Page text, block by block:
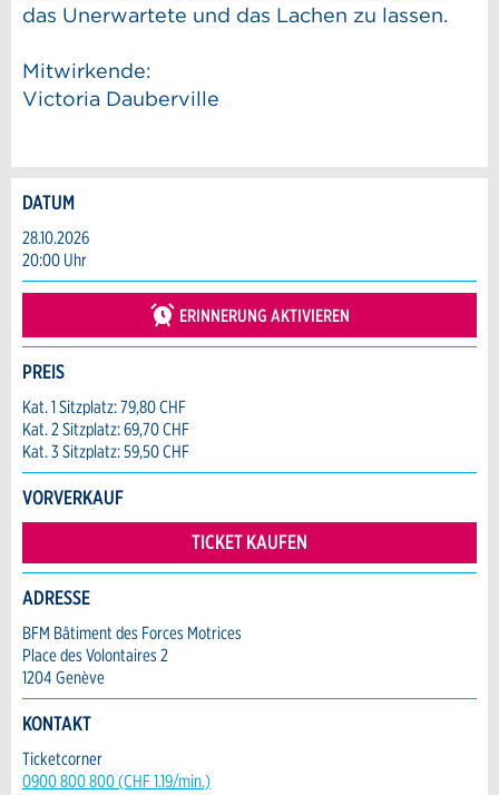
das Unerwartete und das Lachen zu lassen.
Mitwirkende:
Victoria Dauberville
Anzeige beanstanden
Ihr Feedback wird sehr geschätzt!
Allgemeines Feedback
Anzeige nicht mehr gültig
Anzeige unvollständig
Nachricht
Anzeige weiterempfehlen
Empfehlen Sie diese Anzeige an Freunde
* Eingabe erforderlich
ANZEIGE WEITEREMPFEHLEN
Schliessen
Reservation
Veranstaltungsdatum *:
Anzahl der Teilnehmer *:
Vorname / Nachname *:
Firma / Organisation:
Strasse und Nr. *:
PLZ / Ort *:
DATUM
28.10.2026
20:00 Uhr
ERINNERUNG AKTIVIEREN
PREIS
Kat. 1 Sitzplatz: 79,80 CHF
Kat. 2 Sitzplatz: 69,70 CHF
Kat. 3 Sitzplatz: 59,50 CHF
VORVERKAUF
TICKET KAUFEN
ADRESSE
BFM Bâtiment des Forces Motrices
Place des Volontaires 2
1204 Genève
KONTAKT
Ticketcorner
0900 800 800 (CHF 1.19/min.)